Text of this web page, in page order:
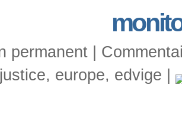
permanent
justice, europe, edvige